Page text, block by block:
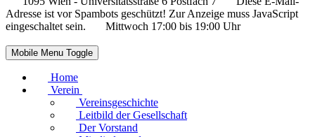
Adresse ist vor Spambots geschützt! Zur Anzeige muss JavaScript
eingeschaltet sein.
Mittwoch 17:00 bis 19:00 Uhr
Mobile Menu Toggle
Home
Verein
Vereinsgeschichte
Leitbild der Gesellschaft
Der Vorstand